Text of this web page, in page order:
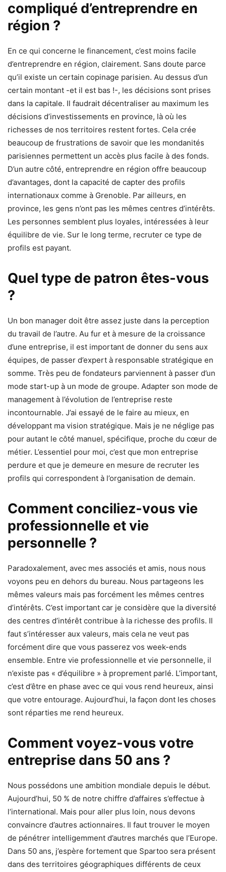
compliqué d’entreprendre en
région ?
En ce qui concerne le financement, c’est moins facile
d’entreprendre en région, clairement. Sans doute parce
qu’il existe un certain copinage parisien. Au dessus d’un
certain montant -et il est bas !-, les décisions sont prises
dans la capitale. Il faudrait décentraliser au maximum les
décisions d’investissements en province, là où les
richesses de nos territoires restent fortes. Cela crée
beaucoup de frustrations de savoir que les mondanités
parisiennes permettent un accès plus facile à des fonds.
D’un autre côté, entreprendre en région offre beaucoup
d’avantages, dont la capacité de capter des profils
internationaux comme à Grenoble. Par ailleurs, en
province, les gens n’ont pas les mêmes centres d’intérêts.
Les personnes semblent plus loyales, intéressées à leur
équilibre de vie. Sur le long terme, recruter ce type de
profils est payant.
Quel type de patron êtes-vous
?
Un bon manager doit être assez juste dans la perception
du travail de l’autre. Au fur et à mesure de la croissance
d’une entreprise, il est important de donner du sens aux
équipes, de passer d’expert à responsable stratégique en
somme. Très peu de fondateurs parviennent à passer d’un
mode start-up à un mode de groupe. Adapter son mode de
management à l’évolution de l’entreprise reste
incontournable. J’ai essayé de le faire au mieux, en
développant ma vision stratégique. Mais je ne néglige pas
pour autant le côté manuel, spécifique, proche du cœur de
métier. L’essentiel pour moi, c’est que mon entreprise
perdure et que je demeure en mesure de recruter les
profils qui correspondent à l’organisation de demain.
Comment conciliez-vous vie
professionnelle et vie
personnelle ?
Paradoxalement, avec mes associés et amis, nous nous
voyons peu en dehors du bureau. Nous partageons les
mêmes valeurs mais pas forcément les mêmes centres
d’intérêts. C’est important car je considère que la diversité
des centres d’intérêt contribue à la richesse des profils. Il
faut s’intéresser aux valeurs, mais cela ne veut pas
forcément dire que vous passerez vos week-ends
ensemble. Entre vie professionnelle et vie personnelle, il
n’existe pas « d’équilibre » à proprement parlé. L’important,
c’est d’être en phase avec ce qui vous rend heureux, ainsi
que votre entourage. Aujourd’hui, la façon dont les choses
sont réparties me rend heureux.
Comment voyez-vous votre
entreprise dans 50 ans ?
Nous possédons une ambition mondiale depuis le début.
Aujourd’hui, 50 % de notre chiffre d’affaires s’effectue à
l‘international. Mais pour aller plus loin, nous devons
convaincre d’autres actionnaires. Il faut trouver le moyen
de pénétrer intelligemment d’autres marchés que l’Europe.
Dans 50 ans, j’espère fortement que Spartoo sera présent
dans des territoires géographiques différents de ceux